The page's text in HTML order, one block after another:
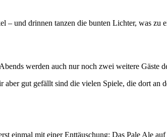
– und drinnen tanzen die bunten Lichter, was zu
werden auch nur noch zwei weitere Gäste
gut gefällt sind die vielen Spiele, die dort an
einmal mit einer Enttäuschung: Das Pale Ale